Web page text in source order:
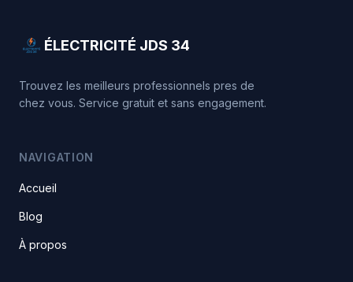
ÉLECTRICITÉ JDS 34
Trouvez les meilleurs professionnels pres de
chez vous. Service gratuit et sans engagement.
NAVIGATION
Accueil
Blog
À propos